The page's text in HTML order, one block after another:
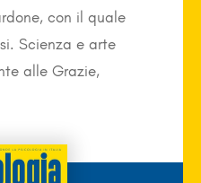
con il quale
Scienza e arte
alle Grazie,